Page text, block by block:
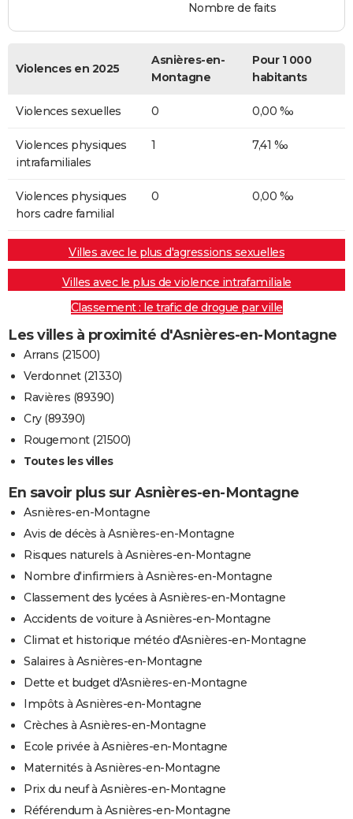
Nombre de faits
Violences en 2025
Asnières-en-
Montagne
Pour 1 000
habitants
Violences sexuelles 0 0,00 ‰
Violences physiques
intrafamiliales
1 7,41 ‰
Violences physiques
hors cadre familial
0 0,00 ‰
Villes avec le plus d'agressions sexuelles
Villes avec le plus de violence intrafamiliale
Classement : le trafic de drogue par ville
Les villes à proximité d'Asnières-en-Montagne
Arrans (21500)
Verdonnet (21330)
Ravières (89390)
Cry (89390)
Rougemont (21500)
Toutes les villes
En savoir plus sur Asnières-en-Montagne
Asnières-en-Montagne
Avis de décès à Asnières-en-Montagne
Risques naturels à Asnières-en-Montagne
Nombre d'infirmiers à Asnières-en-Montagne
Classement des lycées à Asnières-en-Montagne
Accidents de voiture à Asnières-en-Montagne
Climat et historique météo d'Asnières-en-Montagne
Salaires à Asnières-en-Montagne
Dette et budget d'Asnières-en-Montagne
Impôts à Asnières-en-Montagne
Crèches à Asnières-en-Montagne
Ecole privée à Asnières-en-Montagne
Maternités à Asnières-en-Montagne
Prix du neuf à Asnières-en-Montagne
Référendum à Asnières-en-Montagne